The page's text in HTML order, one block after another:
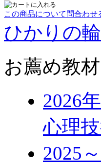
この商品について問合わせ
ひかりの
お薦め教材
2026
心理
2025